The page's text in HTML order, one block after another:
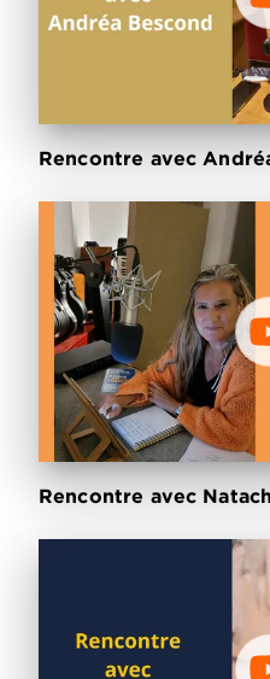
Rencontre avec
Rencontre avec